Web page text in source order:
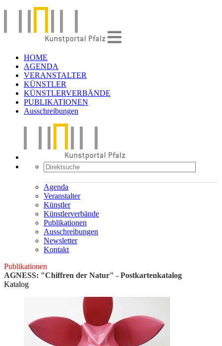
HOME
AGENDA
VERANSTALTER
KÜNSTLER
KÜNSTLERVERBÄNDE
PUBLIKATIONEN
Ausschreibungen
Agenda
Veranstalter
Künstler
Künstlerverbände
Publikationen
Ausschreibungen
Newsletter
Kontakt
Publikationen
AGNESS: "Chiffren der Natur" - Postkartenkatalog
Katalog